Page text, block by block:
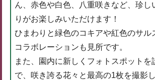
ん、赤色や白色、八重咲きなど、珍し
りがお楽しみいただけます！
ひまわりと緑色のコキアや紅色のサル
コラボレーションも見所です。
また、園内に新しくフォトスポットを
で、咲き誇る花々と最高の1枚を撮影